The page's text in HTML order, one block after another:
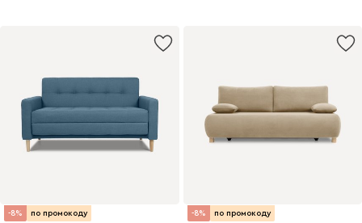
-8% по промокоду -8% по промокоду